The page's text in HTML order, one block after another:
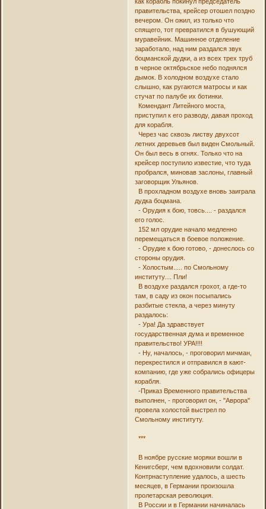
правительства, крейсер отошел поздно
вечером. Он ожил, из только что
спящего, тот превратился в бушующий
муравейник. Машинное отделение
заработало, над ним раздался звук
боцманской дудки, а из всех трех труб
в черное октябрьское небо поднялся
дымок. В холодном воздухе стало
слышно, как ругаются матросы и как
стучат по палубе их ботинки.
Комендант Литейного моста,
приступил к его разводу, давая проход
для корабля.
Через час сквозь листву двухсот
летних деревьев был виден Смольный.
Он был весь в огнях. Только что на
крейсер поступило известие, что туда
пробрался, миновав заслоны, главный
заговорщик Ульянов.
В прохладном воздухе вновь заиграла
дудка боцмана.
- Орудия к бою, товсь.... - раздался
его голос.
152 мл орудие начало медленно
перемещаться в боевое положение.
- Орудие к бою готово, - донеслось со
стороны орудия.
- Холостым..... по Смольному
институту.... Пли!
В воздухе раздался грохот, а где-то
там, в саду из окон посыпались
разбитые стекла, а через минуту
раздалось:
- Ура! Да здравствует
государственная дума и временное
правительство! УРА!!!!
- Ну, началось, - проговорил мичман,
перекрестился и отправился в кают-
компанию, где уже собрались офицеры
корабля.
-Приказ Временного правительства
выполнен, - проговорил он, - "Аврора"
провела холостой выстрел по
Смольному институту.
***
В ноябре русские моряки вошли в
Кенигсберг, чем вдохновили солдат.
Контрнаступление удалось, а шесть
месяцев, в Германии произошла
пролетарская революция.
В России и в Германии начиналась